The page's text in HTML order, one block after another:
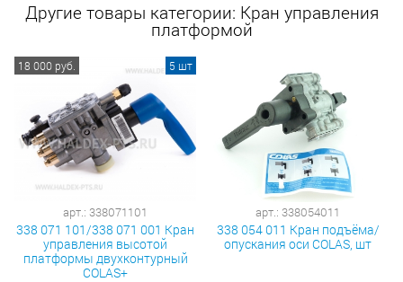
Другие товары категории: Кран управления
платформой
арт.: 338071101
338 071 101/338 071 001 Кран
управления высотой
платформы двухконтурный
COLAS+
18 000 руб. 5 шт
арт.: 338054011
338 054 011 Кран подъёма/
опускания оси COLAS, шт